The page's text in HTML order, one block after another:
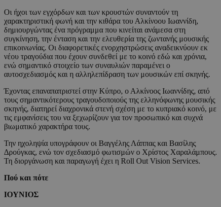
Οι ήχοι των εγχόρδων και των κρουστών συναντούν τη
χαρακτηριστική φωνή και την κιθάρα του Αλκίνοου Ιωαννίδη,
δημιουργώντας ένα πρόγραμμα που κινείται ανάμεσα στη
συγκίνηση, την ένταση και την ελευθερία της ζωντανής μουσικής
επικοινωνίας. Οι διαφορετικές ενορχηστρώσεις αναδεικνύουν εκ
νέου τραγούδια που έχουν συνδεθεί με το κοινό εδώ και χρόνια,
ενώ σημαντικό στοιχείο των συναυλιών παραμένει ο
αυτοσχεδιασμός και η αλληλεπίδραση των μουσικών επί σκηνής.
Έχοντας επαναπατριστεί στην Κύπρο, ο Αλκίνοος Ιωαννίδης, από
τους σημαντικότερους τραγουδοποιούς της ελληνόφωνης μουσικής
σκηνής, διατηρεί διαχρονικά στενή σχέση με το κυπριακό κοινό, με
τις εμφανίσεις του να ξεχωρίζουν για τον προσωπικό και συχνά
βιωματικό χαρακτήρα τους.
Την ηχοληψία υπογράφουν οι Βαγγέλης Λάππας και Βασίλης
Δρούγκας, ενώ τον σχεδιασμό φωτισμών ο Χρίστος Χαραλάμπους.
Τη διοργάνωση και παραγωγή έχει η Roll Out Vision Services.
Πού και πότε
ΙΟΥΝΙΟΣ